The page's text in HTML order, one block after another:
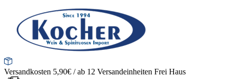
Versandkosten 5,90€ / ab 12 Versandeinheiten Frei Haus